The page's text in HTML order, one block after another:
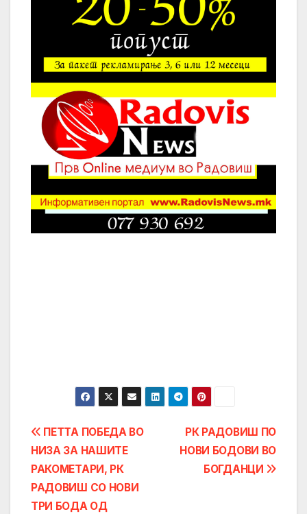
Post
navigation
РК РАДОВИШ ПО
НОВИ БОДОВИ ВО
БОГДАНЦИ
ПЕТТА ПОБЕДА ВО
НИЗА ЗА НАШИТЕ
РАКОМЕТАРИ, РК
РАДОВИШ СО НОВИ
ТРИ БОДА ОД